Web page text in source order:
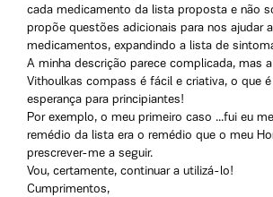
cada medicamento da lista proposta e não
propõe questões adicionais para nos ajudar
medicamentos, expandindo a lista de
A minha descrição parece complicada, mas
Vithoulkas compass é fácil e criativa, o que
esperança para principiantes!
Por exemplo, o meu primeiro caso ...fui eu
remédio da lista era o remédio que o meu
prescrever-me a seguir.
Vou, certamente, continuar a utilizá-lo!
Cumprimentos,